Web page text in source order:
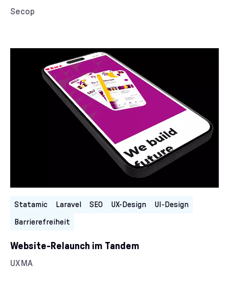
Kunde/Kundin:
Secop
Website-Relaunch im Tandem
Kunde/Kundin:
UXMA
Kategorien:
Statamic Laravel SEO UX-Design UI-Design
Barrierefreiheit